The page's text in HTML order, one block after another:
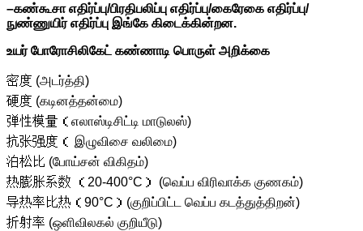
–கண்கூசா எதிர்ப்பு/பிரதிபலிப்பு எதிர்ப்பு/கைரேகை எதிர்ப்பு/
நுண்ணுயிர் எதிர்ப்பு இங்கே கிடைக்கின்றன.
உயர் போரோசிலிகேட் கண்ணாடி பொருள் அறிக்கை
密度 (அடர்த்தி)
硬度 (கடினத்தன்மை)
弹性模量（எலாஸ்டிசிட்டி மாடுலஸ்)
抗张强度（ இழுவிசை வலிமை)
泊松比 (போய்சன் விகிதம்)
热膨胀系数 （20-400°C） (வெப்ப விரிவாக்க குணகம்)
导热率比热（90°C）(குறிப்பிட்ட வெப்ப கடத்துத்திறன்)
折射率 (ஒளிவிலகல் குறியீடு)